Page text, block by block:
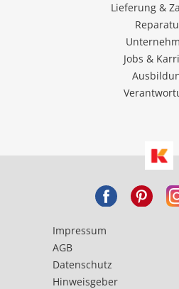
Lieferung &
Jobs &
Impressum
AGB
Datenschutz
Hinweisgeber